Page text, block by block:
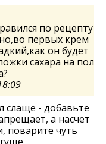
по рецепту
первых крем
он будет
сахара на пол
слаще - добавьте
а насчет
поварите чуть